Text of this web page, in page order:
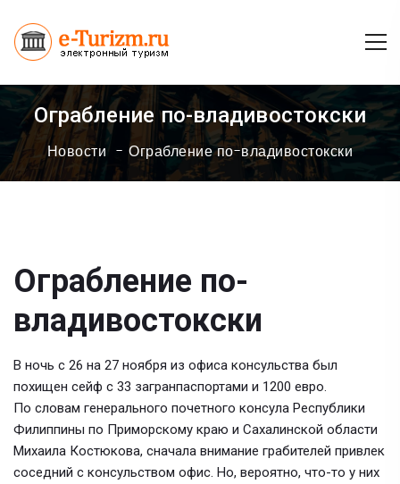
Ограбление по-владивостокски
Новости Ограбление по-владивостокски
Ограбление по-
владивостокски
В ночь с 26 на 27 ноября из офиса консульства был
похищен сейф с 33 загранпаспортами и 1200 евро.
По словам генерального почетного консула Республики
Филиппины по Приморскому краю и Сахалинской области
Михаила Костюкова, сначала внимание грабителей привлек
соседний с консульством офис. Но, вероятно, что-то у них